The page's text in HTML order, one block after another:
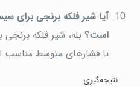
آیا شیر فلکه برنجی برای
است؟بله، شیر فلکه
با فشارهای متوسط
نتیجه‌گیری